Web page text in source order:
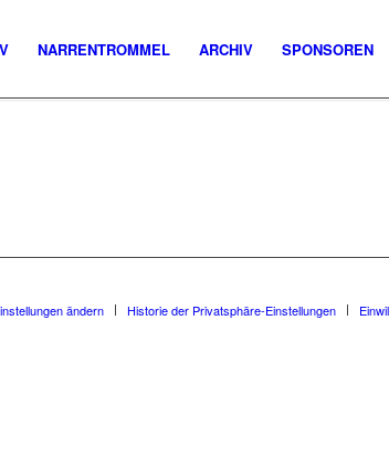
NARRENTROMMEL ARCHIV SPONSOREN
ändern Historie der Privatsphäre-Einstellungen